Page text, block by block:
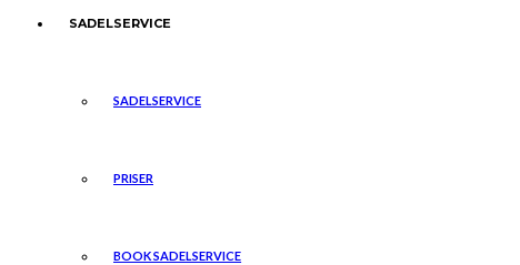
SADELSERVICE
SADELSERVICE
PRISER
BOOK SADELSERVICE